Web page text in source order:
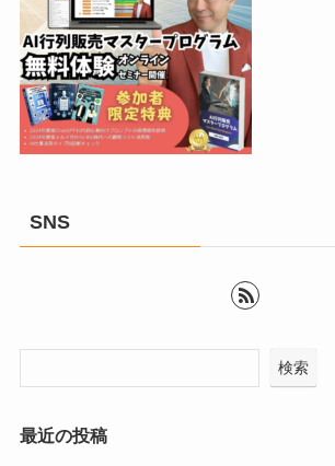
SNS
検索
最近の投稿